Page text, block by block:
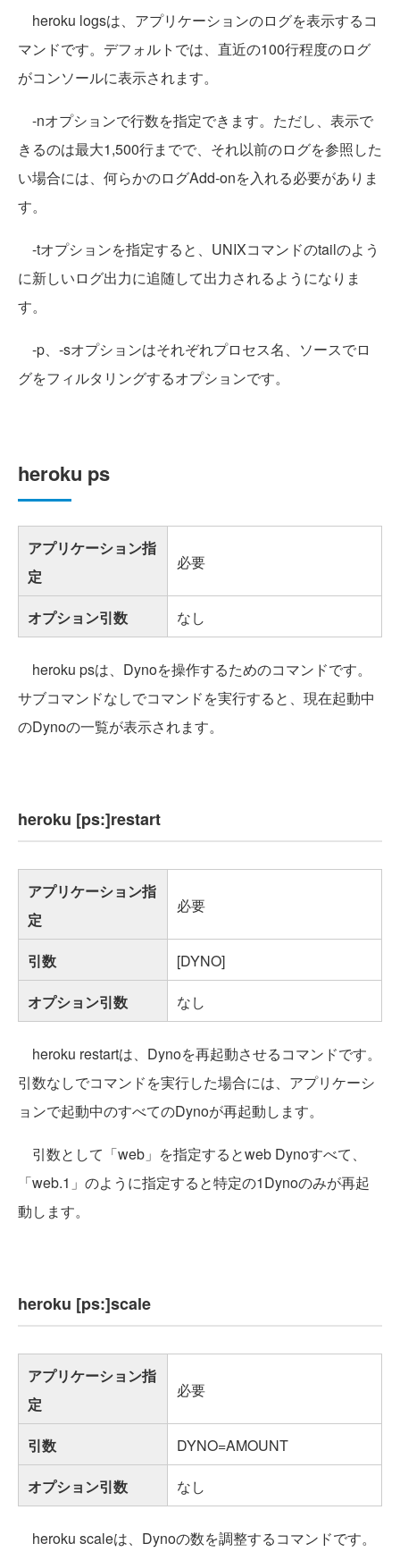
heroku logsは、アプリケーションのログを表示するコ
マンドです。デフォルトでは、直近の100行程度のログ
がコンソールに表示されます。
-nオプションで行数を指定できます。ただし、表示で
きるのは最大1,500行までで、それ以前のログを参照した
い場合には、何らかのログAdd-onを入れる必要がありま
す。
-tオプションを指定すると、UNIXコマンドのtailのよう
に新しいログ出力に追随して出力されるようになりま
す。
-p、-sオプションはそれぞれプロセス名、ソースでロ
グをフィルタリングするオプションです。
heroku ps
アプリケーション指
定
必要
オプション引数 なし
heroku psは、Dynoを操作するためのコマンドです。
サブコマンドなしでコマンドを実行すると、現在起動中
のDynoの一覧が表示されます。
heroku [ps:]restart
アプリケーション指
定
必要
引数
[DYNO]
オプション引数
なし
heroku restartは、Dynoを再起動させるコマンドです。
引数なしでコマンドを実行した場合には、アプリケーシ
ョンで起動中のすべてのDynoが再起動します。
引数として「web」を指定するとweb Dynoすべて、
「web.1」のように指定すると特定の1Dynoのみが再起
動します。
heroku [ps:]scale
アプリケーション指
定
必要
引数
DYNO=AMOUNT
オプション引数
なし
heroku scaleは、Dynoの数を調整するコマンドです。